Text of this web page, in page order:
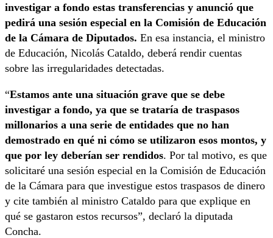
investigar a fondo estas transferencias y anunció que
pedirá una sesión especial en la Comisión de Educación
de la Cámara de Diputados. En esa instancia, el ministro
de Educación, Nicolás Cataldo, deberá rendir cuentas
sobre las irregularidades detectadas.
“Estamos ante una situación grave que se debe
investigar a fondo, ya que se trataría de traspasos
millonarios a una serie de entidades que no han
demostrado en qué ni cómo se utilizaron esos montos, y
que por ley deberían ser rendidos. Por tal motivo, es que
solicitaré una sesión especial en la Comisión de Educación
de la Cámara para que investigue estos traspasos de dinero
y cite también al ministro Cataldo para que explique en
qué se gastaron estos recursos”, declaró la diputada
Concha.